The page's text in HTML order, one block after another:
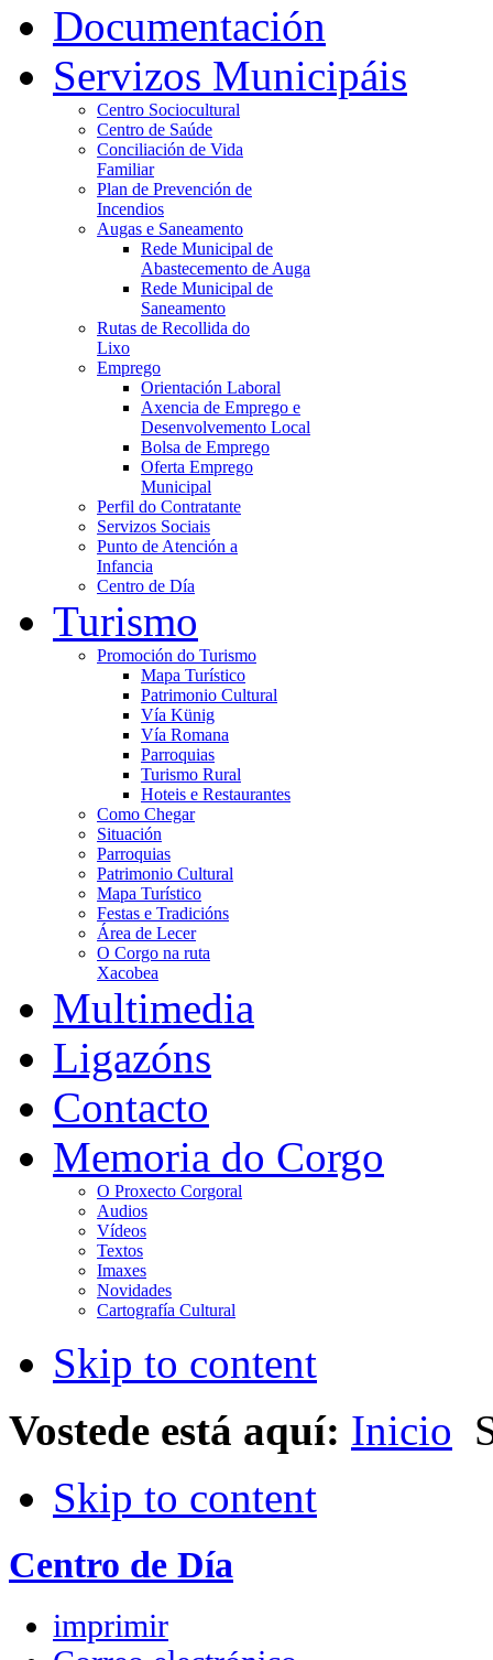
Documentación
Servizos Municipáis
Centro Sociocultural
Centro de Saúde
Conciliación de Vida
Familiar
Plan de Prevención de
Incendios
Augas e Saneamento
Rede Municipal de
Abastecemento de Auga
Rede Municipal de
Saneamento
Rutas de Recollida do
Lixo
Emprego
Orientación Laboral
Axencia de Emprego e
Desenvolvemento Local
Bolsa de Emprego
Oferta Emprego
Municipal
Perfil do Contratante
Servizos Sociais
Punto de Atención a
Infancia
Centro de Día
Turismo
Promoción do Turismo
Mapa Turístico
Patrimonio Cultural
Vía Künig
Vía Romana
Parroquias
Turismo Rural
Hoteis e Restaurantes
Como Chegar
Situación
Parroquias
Patrimonio Cultural
Mapa Turístico
Festas e Tradicións
Área de Lecer
O Corgo na ruta
Xacobea
Multimedia
Ligazóns
Contacto
Memoria do Corgo
O Proxecto Corgoral
Audios
Vídeos
Textos
Imaxes
Novidades
Cartografía Cultural
Skip to content
Vostede está aquí: Inicio
Skip to content
Centro de Día
imprimir